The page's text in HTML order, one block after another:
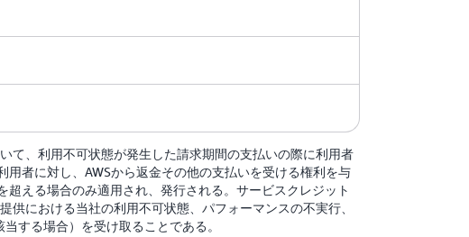
て、利用不可状態が発生した請求期間の支払いの際に利用者
者に対し、AWSから返金その他の支払いを受ける権利を与
える場合のみ適用され、発行される。サービスクレジット
における当社の利用不可状態、パフォーマンスの不実行、
する場合）を受け取ることである。